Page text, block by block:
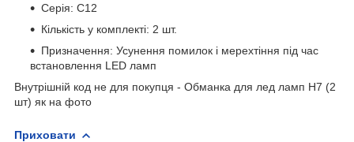
Серія: C12
Кількість у комплекті: 2 шт.
Призначення: Усунення помилок і мерехтіння під час
встановлення LED ламп
Внутрішній код не для покупця - Обманка для лед ламп Н7 (2
шт) як на фото
Приховати